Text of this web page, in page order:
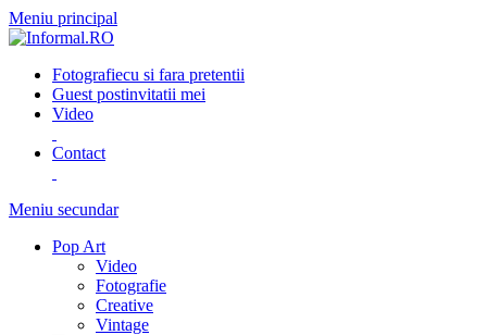
Meniu principal
Fotografiecu si fara pretentii
Guest postinvitatii mei
Video
Contact
Meniu secundar
Pop Art
Video
Fotografie
Creative
Vintage